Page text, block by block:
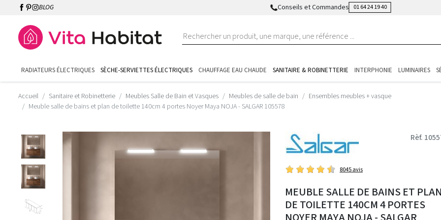
BLOG Conseils et Commandes 01 64 24 19 40
RADIATEURS ÉLECTRIQUES SÈCHE-SERVIETTES ÉLECTRIQUES CHAUFFAGE EAU CHAUDE SANITAIRE & ROBINETTERIE INTERPHONIE LUMINAIRES
Accueil Sanitaire et Robinetterie Meubles Salle de Bain et Vasques Meubles de salle de bain
Ensembles meubles + vasque
Meuble salle de bains et plan de toilette 140cm 4 portes Noyer Maya NOJA - SALGAR 105578
Rèf.
8045 avis
MEUBLE SALLE DE BAINS ET PLAN
DE TOILETTE 140CM 4 PORTES